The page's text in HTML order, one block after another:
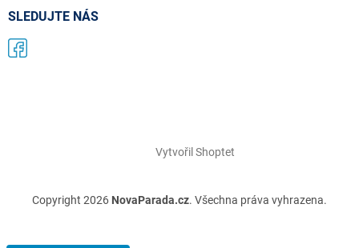
SLEDUJTE NÁS
Vytvořil Shoptet
Copyright 2026 NovaParada.cz. Všechna práva vyhrazena.